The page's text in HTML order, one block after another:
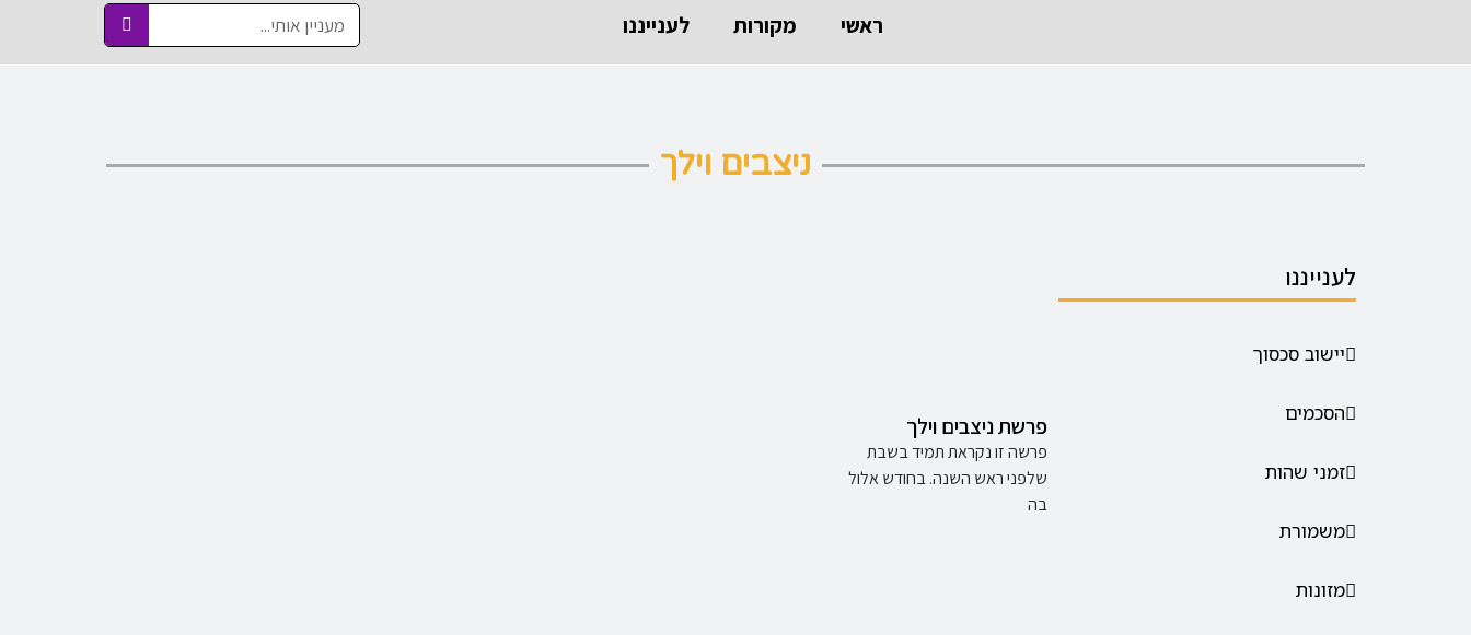
ראשי מקורות לענייננו
ניצבים וילך
לענייננו
יישוב סכסוך
הסכמים
זמני שהות
משמורת
מזונות
פרשת ניצבים וילך
פרשה זו נקראת תמיד בשבת
שלפני ראש השנה. בחודש אלול
בה